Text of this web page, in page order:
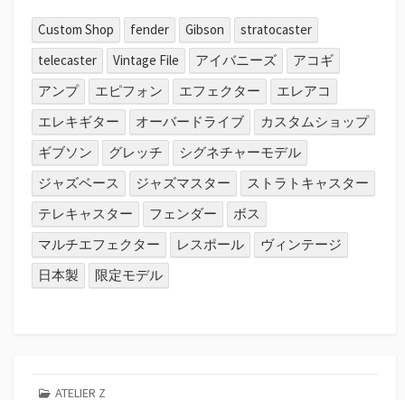
Custom Shop fender Gibson
stratocaster
telecaster
Vintage File アイバニーズ
アコギ
アンプ
エピフォン エフェクター
エレアコ
エレキギター
オーバードライブ
カスタムショップ
ギブソン
グレッチ
シグネチャーモデル
ジャズベース
ジャズマスター
ストラトキャスター
テレキャスター
フェンダー
ボス
マルチエフェクター
レスポール
ヴィンテージ
日本製
限定モデル
ATELIER Z